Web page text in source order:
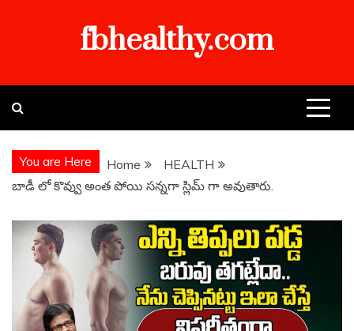
fbhealthy.com
You are Here Home
HEALTH
బాడీ లో కొవ్వు అంత పోయి సన్నగా స్లిమ్ గా అవుతారు.